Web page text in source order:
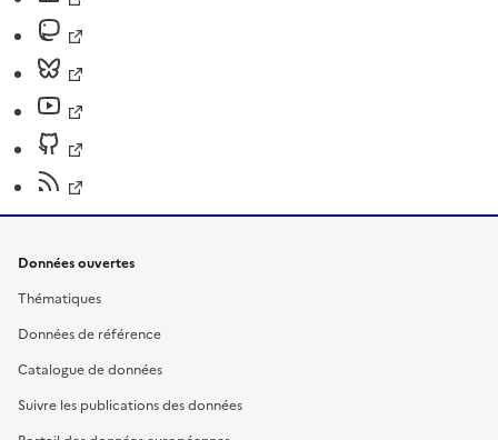
Données ouvertes
Thématiques
Données de référence
Catalogue de données
Suivre les publications des données